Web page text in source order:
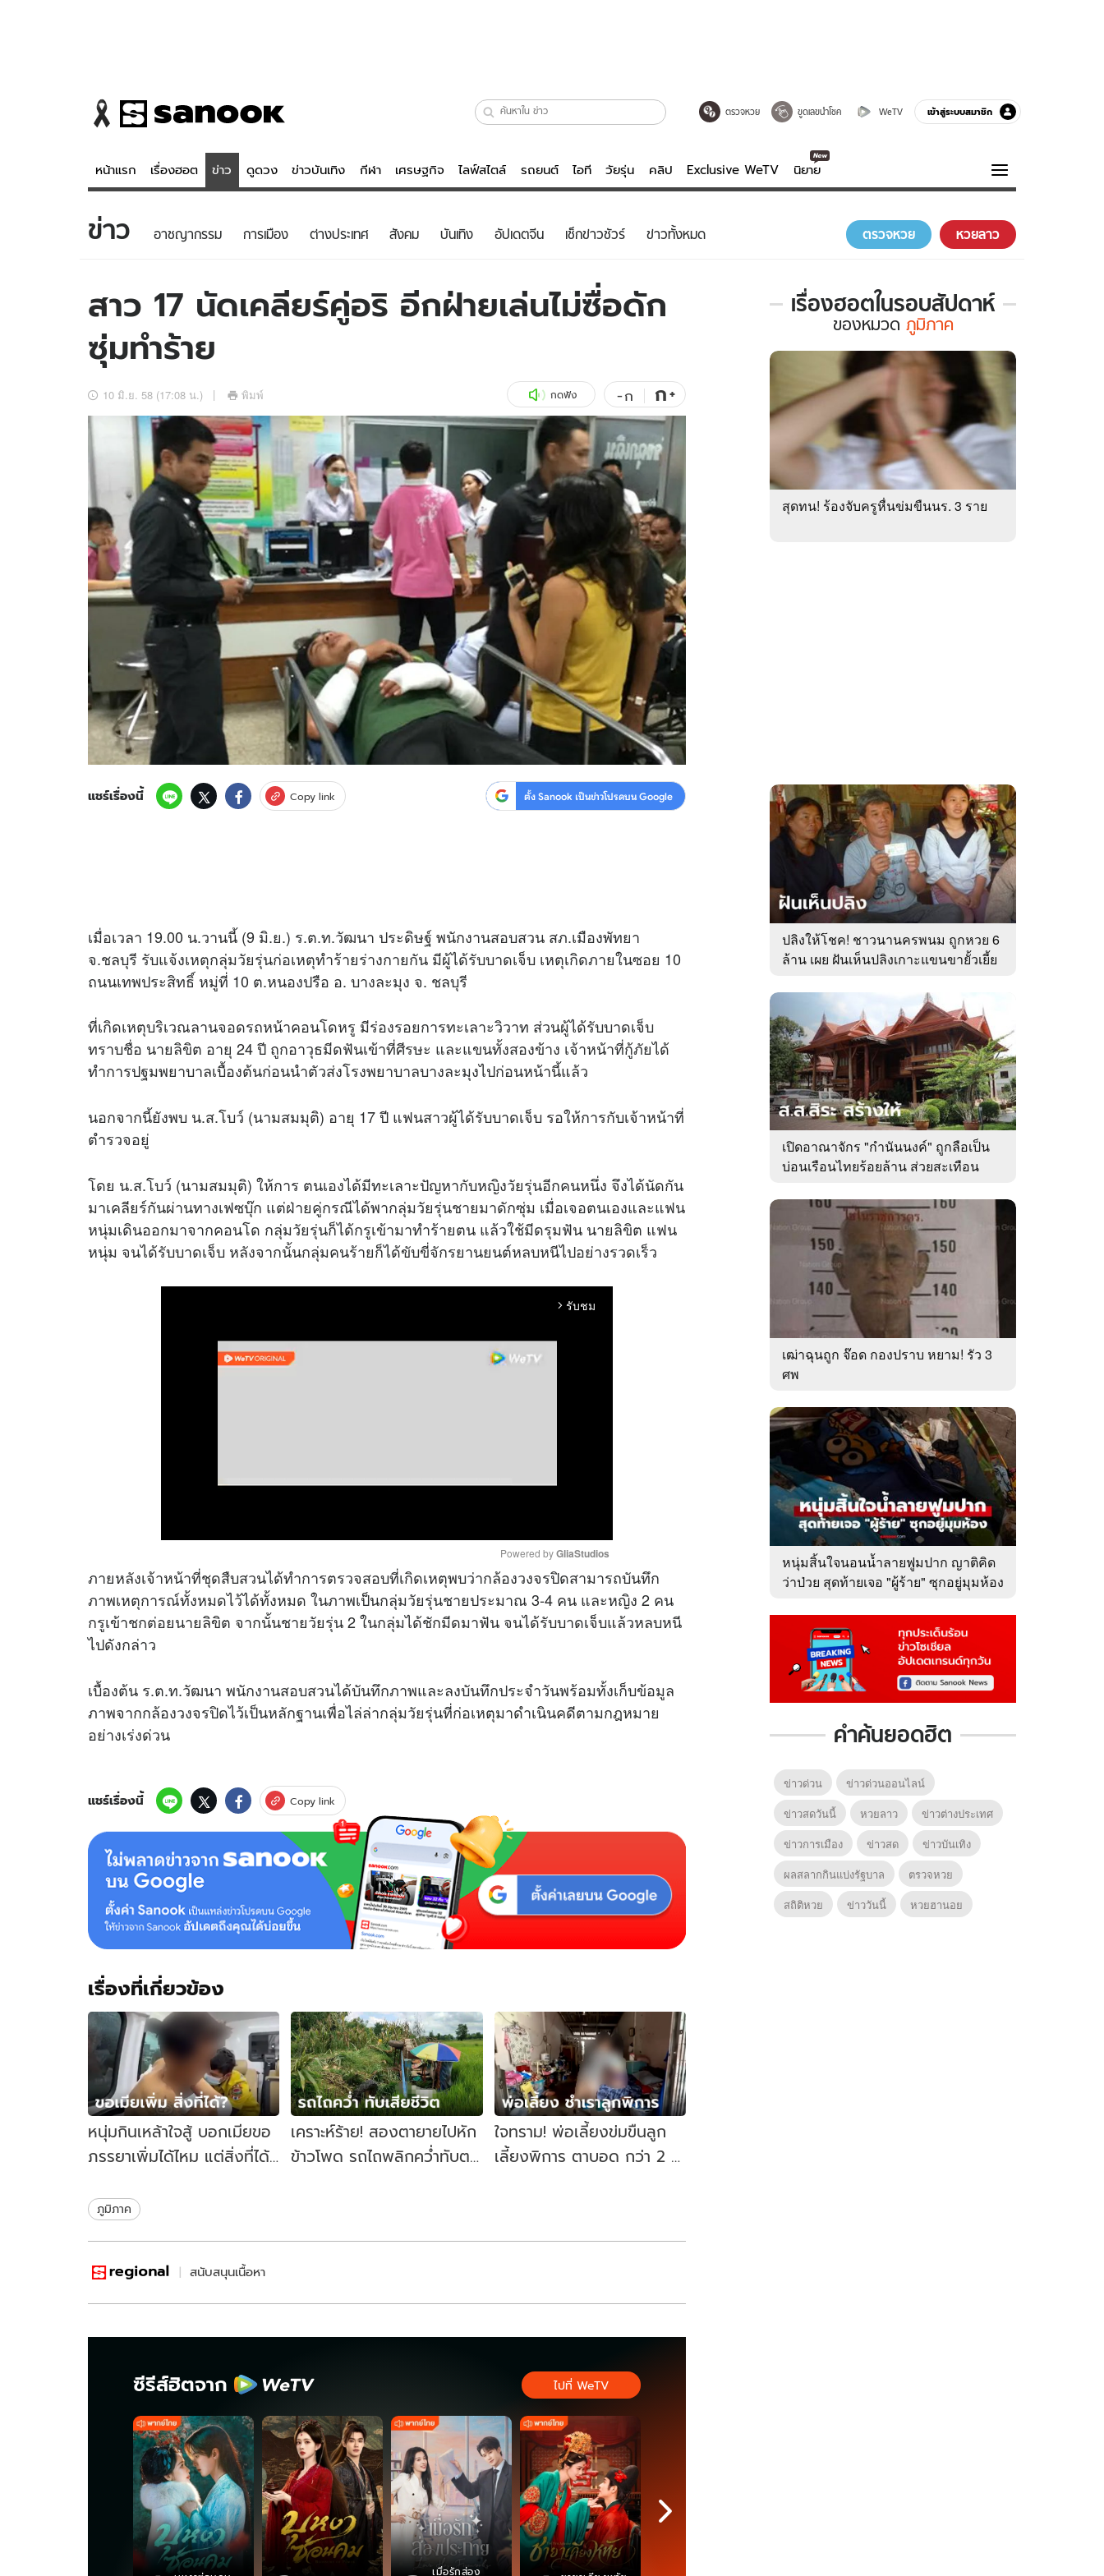
ตรวจหวย ขูดเลขนำโชค WeTV เข้าสู่ระบบสมาชิก
หน้าแรก เรื่องฮอต ข่าว ดูดวง ข่าวบันเทิง กีฬา เศรษฐกิจ ไลฟ์สไตล์ รถยนต์ ไอที วัยรุ่น คลิป Exclusive WeTV นิยาย
ข่าว
ข่าวบันเทิง
ข่าวกีฬา
ข่าวเศรษฐกิจ
อัปเดตจีน
เช็กข่าวชัวร์
ดูดวง - ตรวจหวย
สถิติหวยไทย
ไลฟ์สไตล์
วัยรุ่น
สุขภาพ
เที่ยว-กิน
Tasteful Thailand
Sanook Choice
บันเทิงครบรส
ดูทีวี
WeTV
Exclusive WeTV
นิยาย
ความรู้รอบตัว
ฮาวทู
ดาวน์โหลดสนุกแอปฟรี ติดตามสนุกโซเชียลได้ที่
สงวนลิขสิทธิ์ ©2569 บริษัท อิมเมจ ฟิวเจอร์ (ประเทศไทย) จำกัด
ข่าว อาชญากรรม การเมือง ต่างประเทศ สังคม บันเทิง อัปเดตจีน เช็กข่าวชัวร์ ข่าวทั้งหมด ตรวจหวย หวยลาว
สาว 17 นัดเคลียร์คู่อริ อีกฝ่ายเล่นไม่ซื่อดัก
ซุ่มทำร้าย
10 มิ.ย. 58 (17:08 น.) พิมพ์ กดฟัง -ก ก+
แชร์เรื่องนี้ Copy link ตั้ง Sanook เป็นข่าวโปรดบน Google
เมื่อเวลา 19.00 น.วานนี้ (9 มิ.ย.) ร.ต.ท.วัฒนา ประดิษฐ์ พนักงานสอบสวน สภ.เมืองพัทยา
จ.ชลบุรี รับแจ้งเหตุกลุ่มวัยรุ่นก่อเหตุทำร้ายร่างกายกัน มีผู้ได้รับบาดเจ็บ เหตุเกิดภายในซอย 10
ถนนเทพประสิทธิ์ หมู่ที่ 10 ต.หนองปรือ อ. บางละมุง จ. ชลบุรี
ที่เกิดเหตุบริเวณลานจอดรถหน้าคอนโดหรู มีร่องรอยการทะเลาะวิวาท ส่วนผู้ได้รับบาดเจ็บ
ทราบชื่อ นายลิขิต อายุ 24 ปี ถูกอาวุธมีดฟันเข้าที่ศีรษะ และแขนทั้งสองข้าง เจ้าหน้าที่กู้ภัยได้
ทำการปฐมพยาบาลเบื้องต้นก่อนนำตัวส่งโรงพยาบาลบางละมุงไปก่อนหน้านี้แล้ว
นอกจากนี้ยังพบ น.ส.โบว์ (นามสมมุติ) อายุ 17 ปี แฟนสาวผู้ได้รับบาดเจ็บ รอให้การกับเจ้าหน้าที่
ตำรวจอยู่
โดย น.ส.โบว์ (นามสมมุติ) ให้การ ตนเองได้มีทะเลาะปัญหากับหญิงวัยรุ่นอีกคนหนึ่ง จึงได้นัดกัน
มาเคลียร์กันผ่านทางเฟซบุ๊ก แต่ฝ่ายคู่กรณีได้พากลุ่มวัยรุ่นชายมาดักซุ่ม เมื่อเจอตนเองและแฟน
หนุ่มเดินออกมาจากคอนโด กลุ่มวัยรุ่นก็ได้กรูเข้ามาทำร้ายตน แล้วใช้มีดรุมฟัน นายลิขิต แฟน
หนุ่ม จนได้รับบาดเจ็บ หลังจากนั้นกลุ่มคนร้ายก็ได้ขับขี่จักรยานยนต์หลบหนีไปอย่างรวดเร็ว
arrow_forward_ios รับชม
M
u
Powered by GliaStudios
ภายหลังเจ้าหน้าที่ชุดสืบสวนได้ทำการตรวจสอบที่เกิดเหตุพบว่ากล้องวงจรปิดสามารถบันทึก
ภาพเหตุการณ์ทั้งหมดไว้ได้ทั้งหมด ในภาพเป็นกลุ่มวัยรุ่นชายประมาณ 3-4 คน และหญิง 2 คน
กรูเข้าชกต่อยนายลิขิต จากนั้นชายวัยรุ่น 2 ในกลุ่มได้ชักมีดมาฟัน จนได้รับบาดเจ็บแล้วหลบหนี
ไปดังกล่าว
เบื้องต้น ร.ต.ท.วัฒนา พนักงานสอบสวนได้บันทึกภาพและลงบันทึกประจำวันพร้อมทั้งเก็บข้อมูล
ภาพจากกล้องวงจรปิดไว้เป็นหลักฐานเพื่อไล่ล่ากลุ่มวัยรุ่นที่ก่อเหตุมาดำเนินคดีตามกฎหมาย
อย่างเร่งด่วน
แชร์เรื่องนี้ Copy link
เรื่องที่เกี่ยวข้อง
หนุ่มกินเหล้าใจสู้ บอกเมียขอ
ภรรยาเพิ่มได้ไหม แต่สิ่งที่ได้
เคราะห์ร้าย! สองตายายไปหัก
ข้าวโพด รถไถพลิกคว่ำทับตา
ใจทราม! พ่อเลี้ยงข่มขืนลูก
เลี้ยงพิการ ตาบอด กว่า 2 ปี
ภูมิภาค
สนับสนุนเนื้อหา
ซีรีส์ฮิตจาก
เมื่อรักส่อง
ไปที่ WeTV
เรื่องฮอตในรอบสัปดาห์
เรื่อง
ใน
รอบ
ของ
หมวด
ของหมวด ภูมิภาค
สุดทน! ร้องจับครูหื่นข่มขืนนร. 3 ราย
ปลิงให้โชค! ชาวนานครพนม ถูกหวย 6
ล้าน เผย ฝันเห็นปลิงเกาะแขนขายั้วเยี้ย
เปิดอาณาจักร "กำนันนงค์" ถูกลือเป็น
บ่อนเรือนไทยร้อยล้าน ส่วยสะเทือน
เฒ่าฉุนถูก จ๊อด กองปราบ หยาม! รัว 3
ศพ
หนุ่มสิ้นใจนอนน้ำลายฟูมปาก ญาติคิด
ว่าป่วย สุดท้ายเจอ "ผู้ร้าย" ซุกอยู่มุมห้อง
คำค้นยอดฮิต
ข่าวด่วน
ข่าวด่วนออนไลน์
ข่าวสดวันนี้
หวยลาว
ข่าวต่างประเทศ
ข่าวการเมือง
ข่าวสด
ข่าวบันเทิง
ผลสลากกินแบ่งรัฐบาล
ตรวจหวย
สถิติหวย
ข่าววันนี้ หวยฮานอย